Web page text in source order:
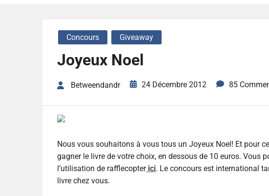
Concours Giveaway
Joyeux Noel
Betweendandr 24 Décembre 2012 85
Nous vous souhaitons à vous tous un Joyeux Noel! Et pour
gagner le livre de votre choix, en dessous de 10 euros. Vous
l’utilisation de rafflecopterici. Le concours est international
livre chez vous.